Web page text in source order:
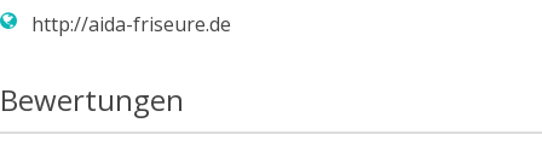
http://aida-friseure.de
Bewertungen